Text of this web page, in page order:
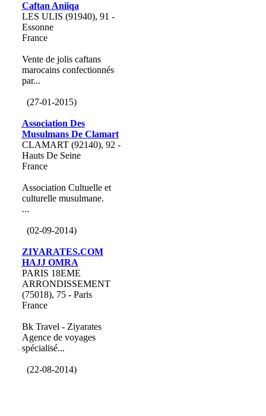
Caftan Aniiqa
LES ULIS (91940), 91 -
Essonne
France
Vente de jolis caftans
marocains confectionnés
par...
(27-01-2015)
Association Des
Musulmans De Clamart
CLAMART (92140), 92 -
Hauts De Seine
France
Association Cultuelle et
culturelle musulmane.
...
(02-09-2014)
ZIYARATES.COM
HAJJ OMRA
PARIS 18EME
ARRONDISSEMENT
(75018), 75 - Paris
France
Bk Travel - Ziyarates
Agence de voyages
spécialisé...
(22-08-2014)